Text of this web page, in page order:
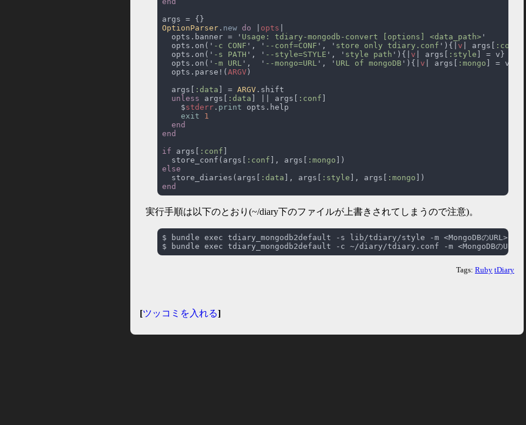
OptionParser . new do opts
  opts.banner = '
Usage: tdiary-mongodb-convert [options] <data_path>
  opts.on('
-c CONF ', ' --conf=CONF ', ' store only tdiary.conf '){| v | args[ :conf
  opts.on('
-s PATH ', ' --style=STYLE ', ' style path '){| v | args[ :style
  opts.on('
-m URL ',  ' --mongo=URL ', ' URL of mongoDB '){| v | args[ :mongo
  opts.parse!(
ARGV
  args[
:data ] = ARGV
unless args[ :data ] || args[ :conf
    $
stderr . print
exit
if args[ :conf
  store_conf(args[
:conf ], args[ :mongo
  store_diaries(args[
:data ], args[ :style ], args[ :mongo
実行手順は以下のとおり(~/diary下のファイルが上書きされてしまうので注意)。
Tags: Ruby tDiary
[ツッコミを入れる]